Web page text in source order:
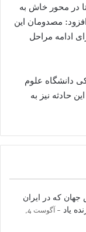
در محور خاش به
وی افزود: مصدومان این
ادامه مراحل
دانشگاه علوم
حادثه نیز به
جهان که در ایران
یاد
آگوست 4,